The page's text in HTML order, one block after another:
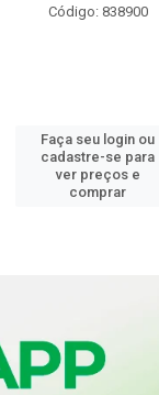
Código: 838900
Faça seu login ou
cadastre-se para
ver preços e
comprar